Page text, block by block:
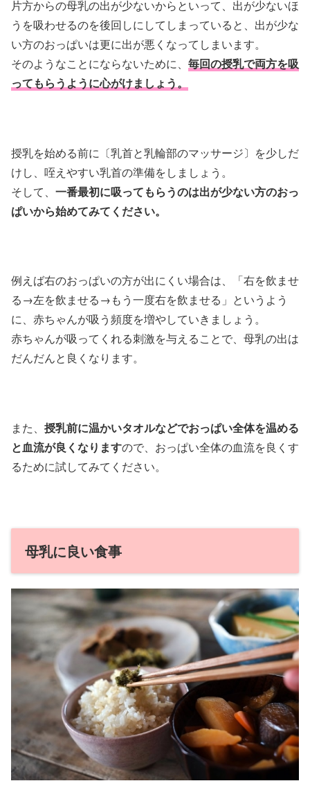
片方からの母乳の出が少ないからといって、出が少ないほ
うを吸わせるのを後回しにしてしまっていると、出が少な
い方のおっぱいは更に出が悪くなってしまいます。
そのようなことにならないために、 毎回の授乳で両方を吸
ってもらうように心がけましょう。
授乳を始める前に〔乳首と乳輪部のマッサージ〕を少しだ
けし、咥えやすい乳首の準備をしましょう。
そして、 一番最初に吸ってもらうのは出が少ない方のおっ
ぱいから始めてみてください。
例えば右のおっぱいの方が出にくい場合は、「右を飲ませ
る→左を飲ませる→もう一度右を飲ませる」というよう
に、赤ちゃんが吸う頻度を増やしていきましょう。
赤ちゃんが吸ってくれる刺激を与えることで、母乳の出は
だんだんと良くなります。
また、 授乳前に温かいタオルなどでおっぱい全体を温める
と血流が良くなりますので、おっぱい全体の血流を良くす
るために試してみてください。
母乳に良い食事